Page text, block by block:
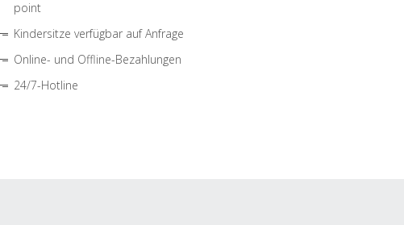
point
Kindersitze verfügbar auf Anfrage
Online- und Offline-Bezahlungen
24/7-Hotline